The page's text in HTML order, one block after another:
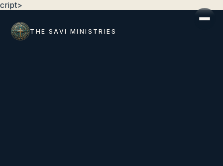
cript>
THE SAVI MINISTRIES